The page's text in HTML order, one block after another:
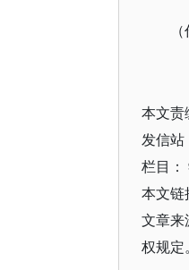
本文责
发信
栏目：
本文
文章来
权规定。